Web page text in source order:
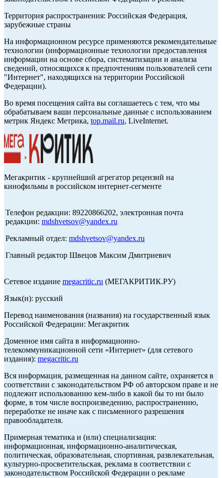
Территория распространения: Российская Федерация,
зарубежные страны
На информационном ресурсе применяются рекомендательные
технологии (информационные технологии предоставления
информации на основе сбора, систематизации и анализа
сведений, относящихся к предпочтениям пользователей сети
"Интернет", находящихся на территории Российской
Федерации).
Во время посещения сайта вы соглашаетесь с тем, что мы
обрабатываем ваши персональные данные с использованием
метрик Яндекс Метрика, top.mail.ru, LiveInternet.
Мегакритик - крупнейший агрегатор рецензий на
кинофильмы в российском интернет-сегменте
Телефон редакции: 89220866202, электронная почта
редакции: mdshvetsov@yandex.ru
Рекламный отдел: mdshvetsov@yandex.ru
Главный редактор Швецов Максим Дмитриевич
Сетевое издание megacritic.ru (МЕГАКРИТИК.РУ)
Язык(и): русский
Перевод наименования (названия) на государственный язык
Российской Федерации: Мегакритик
Доменное имя сайта в информационно-
телекоммуникационной сети «Интернет» (для сетевого
издания): megacritic.ru
Вся информация, размещенная на данном сайте, охраняется в
соответствии с законодательством РФ об авторском праве и не
подлежит использованию кем-либо в какой бы то ни было
форме, в том числе воспроизведению, распространению,
переработке не иначе как с письменного разрешения
правообладателя.
Примерная тематика и (или) специализация:
информационная, информационно-аналитическая,
политическая, образовательная, спортивная, развлекательная,
культурно-просветительская, реклама в соответствии с
законодательством Российской Федерации о рекламе